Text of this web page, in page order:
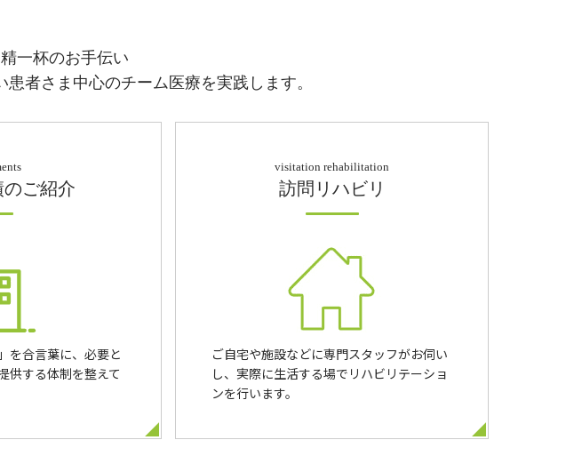
一杯のお手伝い
者さま中心のチーム医療を実践します。
のご紹介
を合言葉に、必要と
供する体制を整えて
visitation rehabilitation
訪問リハビリ
ご自宅や施設などに専門スタッフがお伺い
し、実際に生活する場でリハビリテーショ
ンを行います。